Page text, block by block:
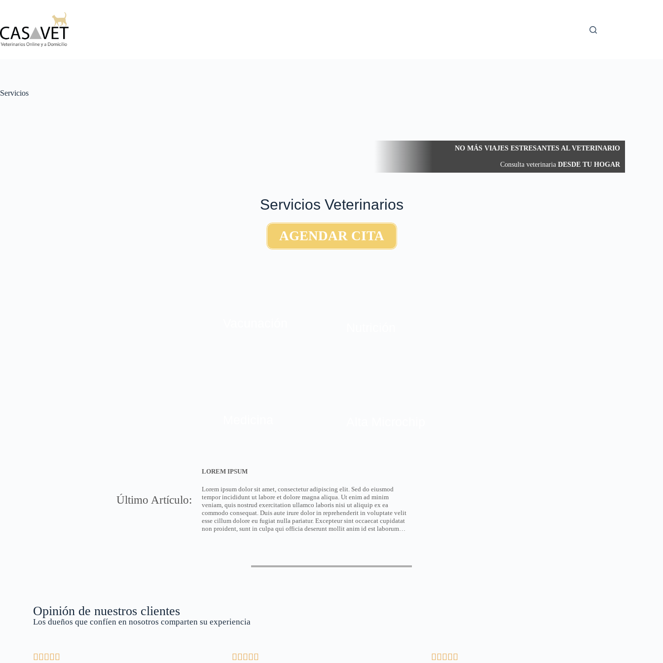
Servicios
NO MÁS VIAJES ESTRESANTES AL VETERINARIO
Consulta veterinariaDESDE TU HOGAR
Servicios Veterinarios
AGENDAR CITA
Último Artículo:
LOREM IPSUM
Lorem ipsum dolor sit amet, consectetur adipiscing elit. Sed do eiusmod
tempor incididunt ut labore et dolore magna aliqua. Ut enim ad minim
veniam, quis nostrud exercitation ullamco laboris nisi ut aliquip ex ea
commodo consequat. Duis aute irure dolor in reprehenderit in voluptate velit
esse cillum dolore eu fugiat nulla pariatur. Excepteur sint occaecat cupidatat
non proident, sunt in culpa qui officia deserunt mollit anim id est laborum…
Opinión de nuestros clientes
Los dueños que confíen en nosotros comparten su experiencia
              